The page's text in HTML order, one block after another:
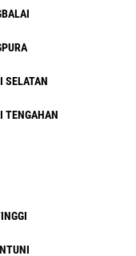
SELATAN
TENGAHAN